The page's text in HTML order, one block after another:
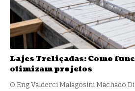
Lajes Treliçadas: Como
otimizam projetos
O Eng Valderci Malagosini Machado